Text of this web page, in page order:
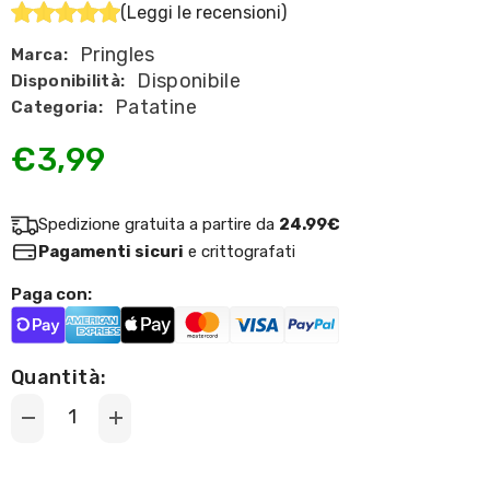
(Leggi le recensioni)
Marca: Pringles
Disponibilità: Disponibile
Categoria: Patatine
€3,99
Spedizione gratuita a partire da 24.99€
Pagamenti sicuri e crittografati
Paga con:
Quantità:
Decrease
Increase